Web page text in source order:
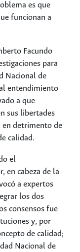
es que
funcionan a
Facundo
para
Nacional de
entendimiento
a que
sus libertades
en detrimento de
calidad.
el
en cabeza de la
a expertos
los dos
consensos fue
y, por
de calidad;
Nacional de